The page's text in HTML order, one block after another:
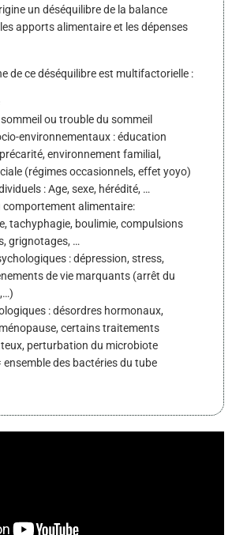
un déséquilibre de la balance
apports alimentaire et les dépenses
de ce déséquilibre est multifactorielle :
ou trouble du sommeil
environnementaux : éducation
environnement familial,
(régimes occasionnels, effet yoyo)
: Age, sexe, hérédité, …
comportement alimentaire:
tachyphagie, boulimie, compulsions
grignotages, …
: dépression, stress,
de vie marquants (arrêt du
: désordres hormonaux,
certains traitements
perturbation du microbiote
ensemble des bactéries du tube